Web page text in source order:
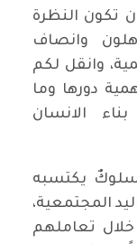
تكون النظرة
وانصاف
وانقل لكم
دورها وما
الانسان
يكتسبه
المجتمعية،
تعاملهم